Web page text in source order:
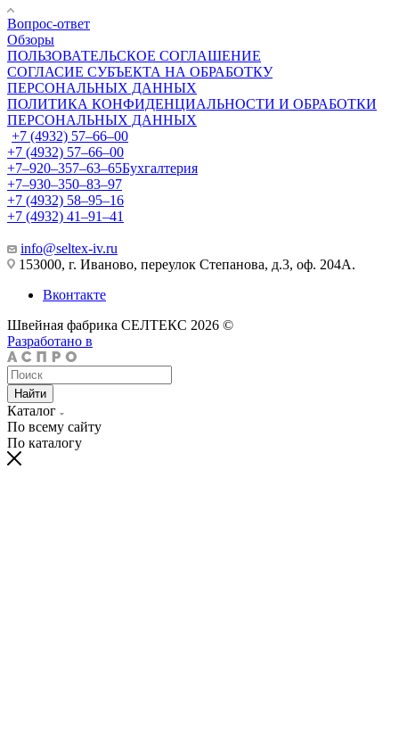
Вопрос-ответ
Обзоры
ПОЛЬЗОВАТЕЛЬСКОЕ СОГЛАШЕНИЕ
СОГЛАСИЕ СУБЪЕКТА НА ОБРАБОТКУ
ПЕРСОНАЛЬНЫХ ДАННЫХ
ПОЛИТИКА КОНФИДЕНЦИАЛЬНОСТИ И ОБРАБОТКИ
ПЕРСОНАЛЬНЫХ ДАННЫХ
+7 (4932) 57‒66‒00
+7 (4932) 57‒66‒00
+7‒920‒357‒63‒65Бухгалтерия
+7‒930‒350‒83‒97
+7 (4932) 58‒95‒16
+7 (4932) 41‒91‒41
info@seltex-iv.ru
153000, г. Иваново, переулок Степанова, д.3, оф. 204А.
Вконтакте
Швейная фабрика СЕЛТЕКС 2026 ©
Разработано в
Найти
Каталог
По всему сайту
По каталогу